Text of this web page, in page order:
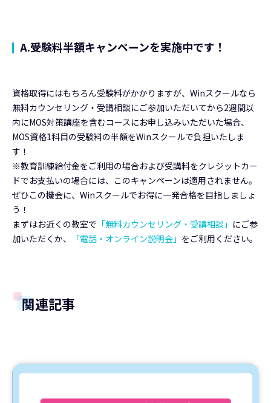
A.受験料半額キャンペーンを実施中です！
資格取得にはもちろん受験料がかかりますが、Winスクールなら
無料カウンセリング・受講相談にご参加いただいてから2週間以
内にMOS対策講座を含むコースにお申し込みいただいた場合、
MOS資格1科目の受験料の半額をWinスクールで負担いたしま
す！
※教育訓練給付金をご利用の場合および受講料をクレジットカー
ドでお支払いの場合には、このキャンペーンは適用されません。
ぜひこの機会に、Winスクールでお得に一発合格を目指しましょ
う！
まずはお近くの教室で 「無料カウンセリング・受講相談」 にご参
加いただくか、
「電話・オンライン説明会」 をご利用ください。
関連記事